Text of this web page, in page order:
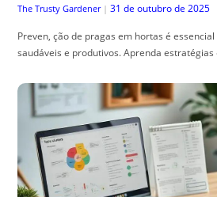
The Trusty Gardener | 31 de outubro de 2025
Preven, ção de pragas em hortas é
saudáveis e produtivos. Aprenda